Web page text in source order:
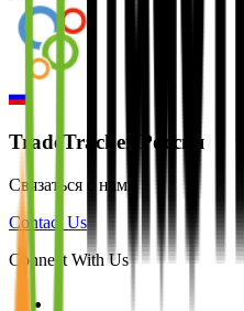
TradeTracker Россия
Связаться с нами
Contact Us
Connect With Us